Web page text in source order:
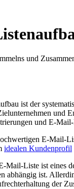
und
ist der
und
und E-
E-Mail-
idealen Kundenprofil
Mail-Liste ist eines
abhängig ist.
der